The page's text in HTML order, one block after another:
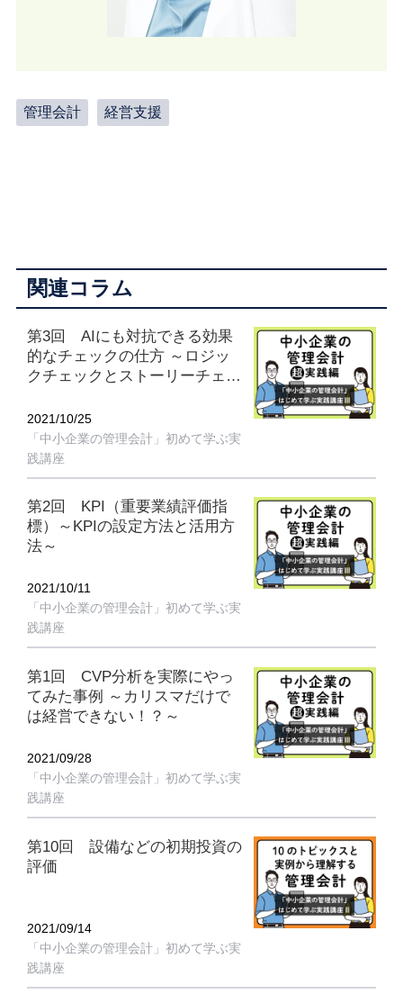
管理会計 経営支援
関連コラム
第3回 AIにも対抗できる効果
的なチェックの仕方 ～ロジッ
クチェックとストーリーチェッ
2021/10/25
「中小企業の管理会計」初めて学ぶ実
践講座
第2回 KPI（重要業績評価指
標）～KPIの設定方法と活用方
法～
2021/10/11
「中小企業の管理会計」初めて学ぶ実
践講座
第1回 CVP分析を実際にやっ
てみた事例 ～カリスマだけで
は経営できない！？～
2021/09/28
「中小企業の管理会計」初めて学ぶ実
践講座
第10回 設備などの初期投資の
評価
2021/09/14
「中小企業の管理会計」初めて学ぶ実
践講座